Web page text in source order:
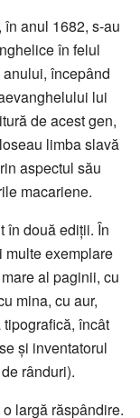
anul 1682, s-au
în felul
începând
lui
de acest gen,
limba slavă
aspectul său
macariene.
în două ediții. În
multe exemplare
al paginii, cu
mina, cu aur,
încât
și inventatorul
rânduri).
largă răspândire.